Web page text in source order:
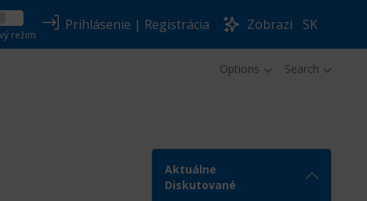
režim
Prihlásenie | Registrácia Zobrazi SK
Options Search
Aktuálne
Diskutované